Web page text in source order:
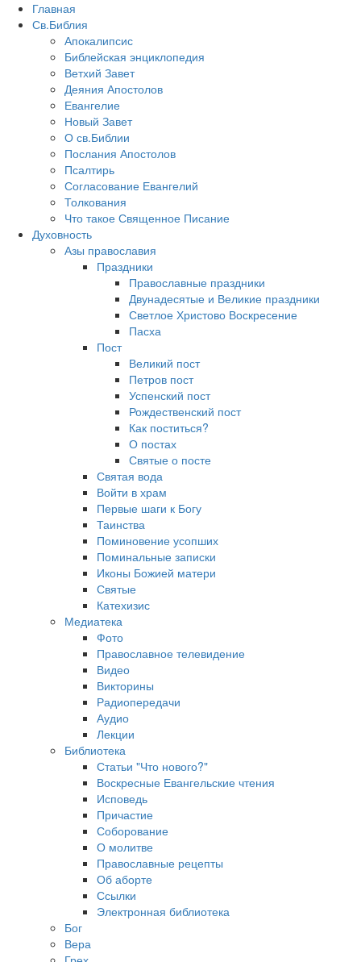
Главная
Св.Библия
Апокалипсис
Библейская энциклопедия
Ветхий Завет
Деяния Апостолов
Евангелие
Новый Завет
О св.Библии
Послания Апостолов
Псалтирь
Согласование Евангелий
Толкования
Что такое Священное Писание
Духовность
Азы православия
Праздники
Православные праздники
Двунадесятые и Великие праздники
Светлое Христово Воскресение
Пасха
Пост
Великий пост
Петров пост
Успенский пост
Рождественский пост
Как поститься?
О постах
Святые о посте
Святая вода
Войти в храм
Первые шаги к Богу
Таинства
Поминовение усопших
Поминальные записки
Иконы Божией матери
Святые
Катехизис
Медиатека
Фото
Православное телевидение
Видео
Викторины
Радиопередачи
Аудио
Лекции
Библиотека
Статьи "Что нового?"
Воскресные Евангельские чтения
Исповедь
Причастие
Соборование
О молитве
Православные рецепты
Об аборте
Ссылки
Электронная библиотека
Бог
Вера